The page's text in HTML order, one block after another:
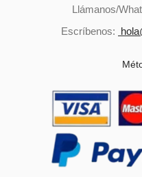
Llámanos/
Escríbenos: